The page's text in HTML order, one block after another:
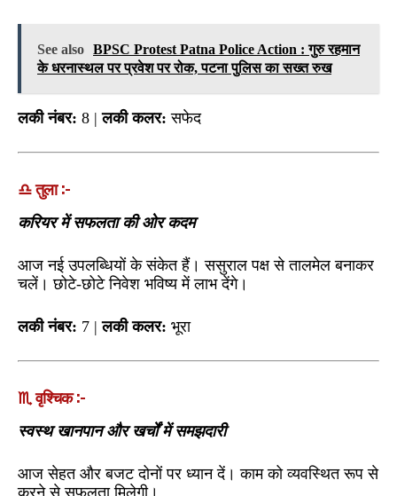
See also BPSC Protest Patna Police Action : गुरु रहमान
के धरनास्थल पर प्रवेश पर रोक, पटना पुलिस का सख्त रुख
लकी नंबर: 8 |लकी कलर: सफेद
♎ तुला :-
करियर में सफलता की ओर कदम
आज नई उपलब्धियों के संकेत हैं। ससुराल पक्ष से तालमेल बनाकर
चलें। छोटे-छोटे निवेश भविष्य में लाभ देंगे।
लकी नंबर: 7 |लकी कलर: भूरा
♏ वृश्चिक :-
स्वस्थ खानपान और खर्चों में समझदारी
आज सेहत और बजट दोनों पर ध्यान दें। काम को व्यवस्थित रूप से